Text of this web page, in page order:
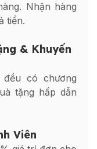
Nhận hàng
tiền.
& Khuyến
có chương
tặng hấp dẫn
Viên